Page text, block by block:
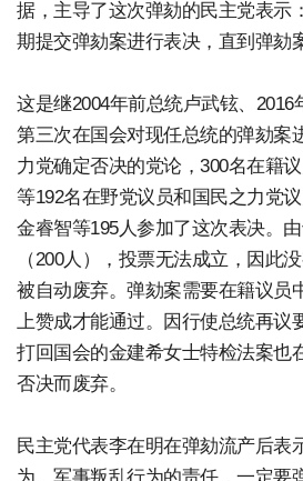
据，主导了这次弹劾的民主党表示
期提交弹劾案进行表决，直到弹劾
这是继2004年前总统卢武铉、2016
第三次在国会对现任总统的弹劾案
力党确定否决的党论，300名在籍
等192名在野党议员和国民之力党议
金睿智等195人参加了这次表决。
（200人），投票无法成立，因此
被自动废弃。弹劾案需要在籍议员
上赞成才能通过。因行使总统再议
打回国会的金建希女士特检法案也
否决而废弃。
民主党代表李在明在弹劾流产后表